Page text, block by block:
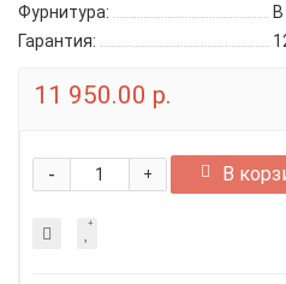
Фурнитура:
В
Гарантия:
11 950.00 р.
+
- В